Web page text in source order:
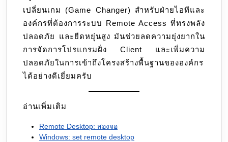
เปลี่ยนเกม (Game Changer) สำหรับฝ่ายไอทีและ
องค์กรที่ต้องการระบบ Remote Access ที่ทรงพลัง
ปลอดภัย และยืดหยุ่นสูง มันช่วยลดความยุ่งยากใน
การจัดการโปรแกรมฝั่ง Client และเพิ่มความ
ปลอดภัยในการเข้าถึงโครงสร้างพื้นฐานขององค์กร
ได้อย่างดีเยี่ยมครับ
อ่านเพิ่มเติม
Remote Desktop: สองจอ
Windows: set remote desktop